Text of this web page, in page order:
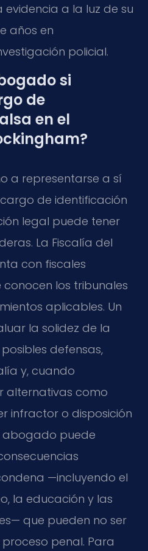
evidencia a la luz de su
años en
policial.
si
de
en el
a representarse a sí
de identificación
legal puede tener
La Fiscalía del
con fiscales
los tribunales
aplicables. Un
la solidez de la
defensas,
y, cuando
alternativas como
infractor o disposición
abogado puede
—incluyendo el
la educación y las
que pueden no ser
penal. Para